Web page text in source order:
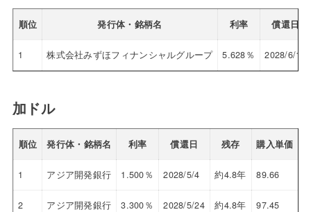
順位 発行体・銘柄名 利率 償還日
1 株式会社みずほフィナンシャルグループ 5.628％ 2028/6/13
加ドル
順位 発行体・銘柄名 利率 償還日 残存 購入単価
1 アジア開発銀行 1.500％ 2028/5/4 約4.8年 89.66
2 アジア開発銀行 3.300％ 2028/5/24 約4.8年 97.45